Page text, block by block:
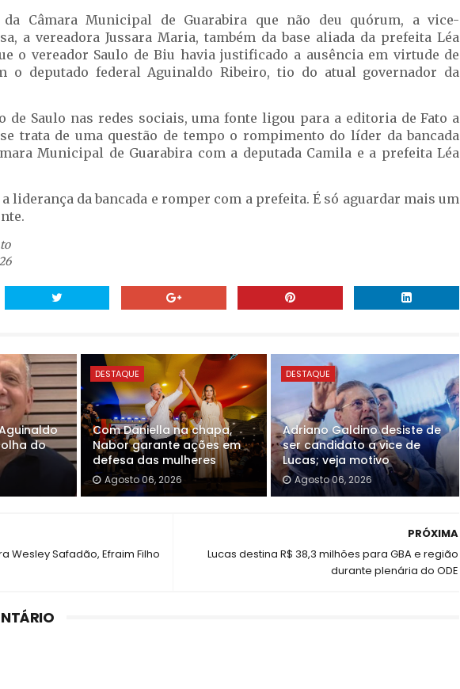
da Câmara Municipal de Guarabira que não deu quórum, a vice-
a vereadora Jussara Maria, também da base aliada da prefeita Léa
o vereador Saulo de Biu havia justificado a ausência em virtude de
o deputado federal Aguinaldo Ribeiro, tio do atual governador da
de Saulo nas redes sociais, uma fonte ligou para a editoria de Fato a
trata de uma questão de tempo o rompimento do líder da bancada
Municipal de Guarabira com a deputada Camila e a prefeita Léa
liderança da bancada e romper com a prefeita. É só aguardar mais um
do
DESTAQUE
Com Daniella na chapa,
Nabor garante ações em
defesa das mulheres
Agosto 06, 2026
DESTAQUE
Adriano Galdino desiste de
ser candidato a vice de
Lucas; veja motivo
Agosto 06, 2026
PRÓXIMA
Lucas destina R$ 38,3 milhões para GBA e região
durante plenária do ODE
Wesley Safadão, Efraim Filho